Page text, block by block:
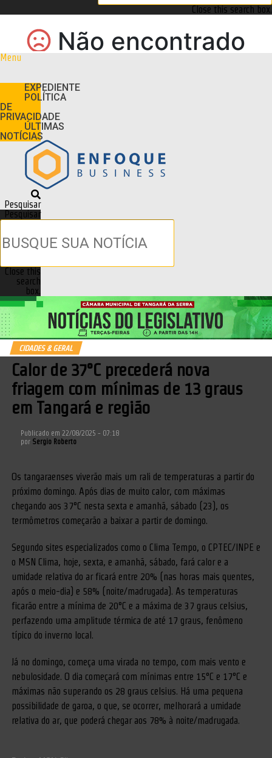
Close this search box.
Menu
EXPEDIENTE
POLÍTICA
DE
PRIVACIDADE
ÚLTIMAS
NOTÍCIAS
Pesquisar
Pesquisar
Close this
search
box.
CIDADES & GERAL
Calor de 37°C precederá nova
friagem com mínimas de 13 graus
em Tangará e região
Publicado em 22/08/2025 - 07:18
por Sergio Roberto
Os tangaraenses viverão mais um rali de temperaturas a partir do
próximo domingo. Após dias de muito calor, com máximas
chegando aos 37°C nesta sexta e amanhã, sábado (23), os
termômetros começarão a baixar a partir de domingo.
Segundo sites especializados como o Clima Tempo, o CPTEC/INPE e
o MSN Clima, hoje, sexta, e amanhã, sábado, fará calor e a
umidade relativa do ar ficará entre 20% (nas horas mais quentes,
após o meio-dia) e 58% (noite/madrugada). As temperaturas
ficarão entre a mínima de 20°C e a máxima de 37 graus celsius,
perfazendo uma amplitude térmica de até 17 graus, fenômeno
típico do inverno local.
Já no domingo, começa uma virada no tempo, com mais vento e
nebulosidade. O dia começará com mínimas entre 15°C e 17°C e
máximas não superando os 28 graus celsius. Há uma pequena
possibilidade de garoa, o que, se ocorrer, melhorará a umidade
relativa do ar, que poderá chegar aos 78% à noite/madrugada.